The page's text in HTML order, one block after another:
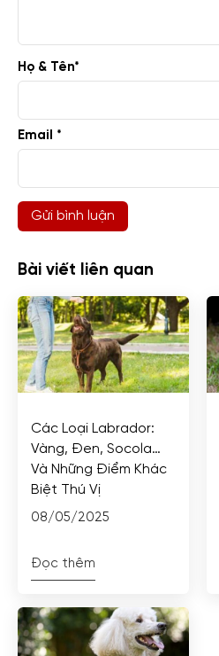
Họ & Tên*
Email *
Bài viết liên quan
Các Loại Labrador:
Vàng, Đen, Socola…
Và Những Điểm Khác
Biệt Thú Vị
08/05/2025
Đọc thêm